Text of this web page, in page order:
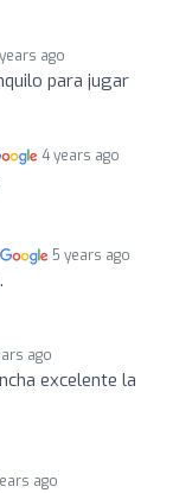
ago
para jugar
4 years ago
5 years ago
ago
excelente la
ago